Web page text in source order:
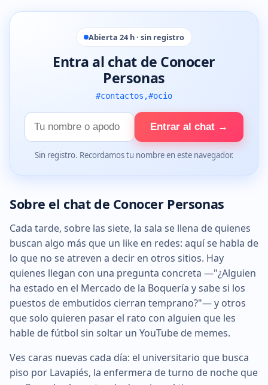
Abierta 24 h · sin registro
Entra al chat de Conocer
Personas
#contactos,#ocio
Tu
nombre
Entrar al chat →
Sin registro. Recordamos tu nombre en este navegador.
Sobre el chat de Conocer Personas
Cada tarde, sobre las siete, la sala se llena de quienes
buscan algo más que un like en redes: aquí se habla de
lo que no se atreven a decir en otros sitios. Hay
quienes llegan con una pregunta concreta —"¿Alguien
ha estado en el Mercado de la Boquería y sabe si los
puestos de embutidos cierran temprano?"— y otros
que solo quieren pasar el rato con alguien que les
hable de fútbol sin soltar un YouTube de memes.
Ves caras nuevas cada día: el universitario que busca
piso por Lavapiés, la enfermera de turno de noche que